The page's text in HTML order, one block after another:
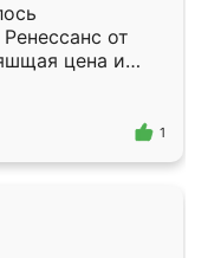
от
цена и
Приехавший
самый
1